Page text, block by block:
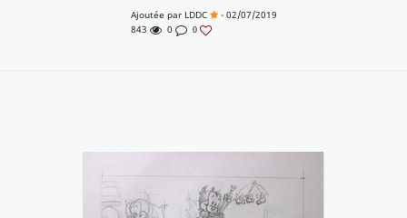
Ajoutée par LDDC
- 02/07/2019
843
0 0